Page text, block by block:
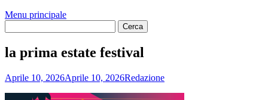
Menu principale
la prima estate festival
Aprile 10, 2026Aprile 10, 2026Redazione